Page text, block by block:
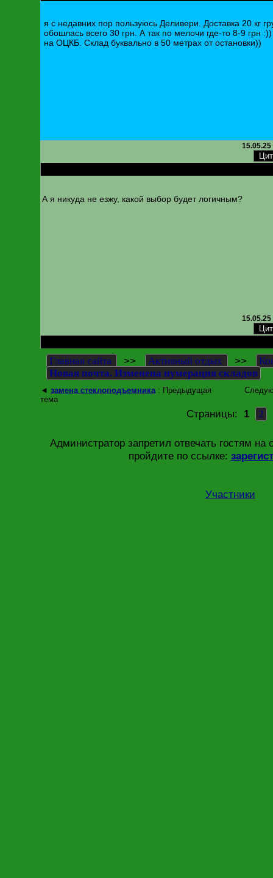
я с недавних пор пользуюсь Деливери. Доставка 20 кг
обошлась всего 30 грн. А так по мелочи где-то 8-9 грн
на ОЦКБ. Склад буквально в 50 метрах от остановки))
А я никуда не езжу, какой выбор будет логичным?
Главная сайта >> Активный отдых >>
Новая почта. Изменена нумерация складов
◄ замена стеклоподъемника: Предыдущая
тема
Страницы: 1 2
Администратор запретил отвечать гостям
пройдите по ссылке:
Участники